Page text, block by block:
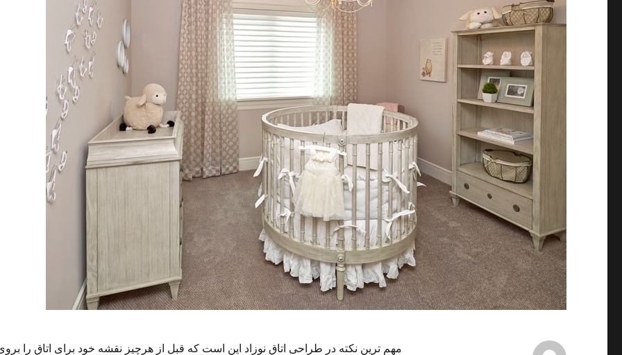
مهم ترین نکته در طراحی اتاق نوزاد این است که قبل از هرچیز نقشه خود برای اتاق را